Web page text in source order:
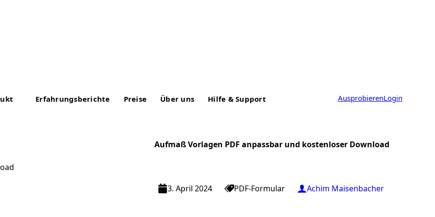
Erfahrungsberichte Preise Über uns Hilfe & Support AusprobierenLogin
Aufmaß Vorlagen PDF anpassbar und kostenloser Download
3. April 2024 PDF-Formular Achim Maisenbacher